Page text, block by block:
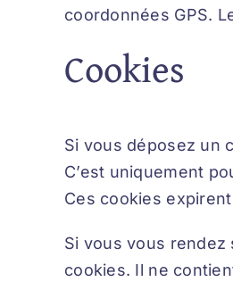
coordonnées GPS.
Cookies
Si vous déposez un
C’est uniquement
Ces cookies
Si vous vous
cookies. Il ne